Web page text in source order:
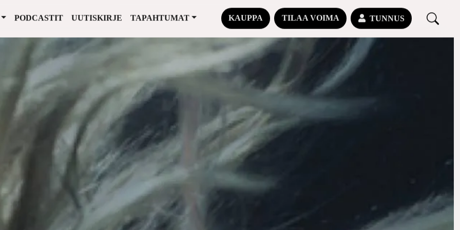
PODCASTIT UUTISKIRJE TAPAHTUMAT KAUPPA TILAA VOIMA TUNNUS